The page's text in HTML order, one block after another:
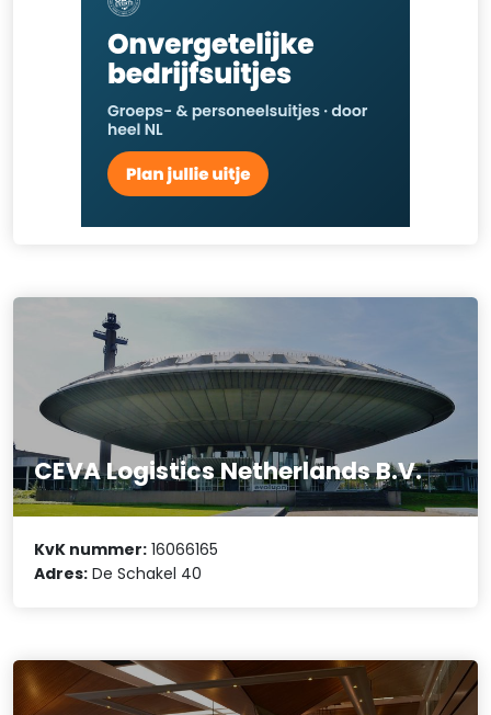
CEVA Logistics Netherlands B.V.
KvK nummer: 16066165
Adres: De Schakel 40